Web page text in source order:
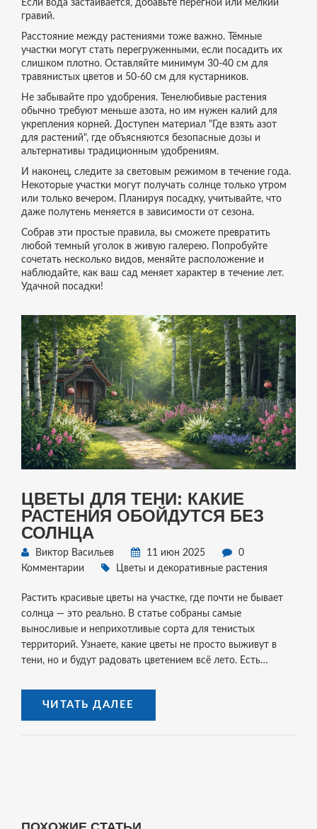
Если вода застаивается, добавьте перегной или мелкий
гравий.
Расстояние между растениями тоже важно. Тёмные
участки могут стать перегруженными, если посадить их
слишком плотно. Оставляйте минимум 30‑40 см для
травянистых цветов и 50‑60 см для кустарников.
Не забывайте про удобрения. Тенелюбивые растения
обычно требуют меньше азота, но им нужен калий для
укрепления корней. Доступен материал "Где взять азот
для растений", где объясняются безопасные дозы и
альтернативы традиционным удобрениям.
И наконец, следите за световым режимом в течение года.
Некоторые участки могут получать солнце только утром
или только вечером. Планируя посадку, учитывайте, что
даже полутень меняется в зависимости от сезона.
Собрав эти простые правила, вы сможете превратить
любой темный уголок в живую галерею. Попробуйте
сочетать несколько видов, меняйте расположение и
наблюдайте, как ваш сад меняет характер в течение лет.
Удачной посадки!
ЦВЕТЫ ДЛЯ ТЕНИ: КАКИЕ
РАСТЕНИЯ ОБОЙДУТCЯ БЕЗ
СОЛНЦА
Виктор Васильев 11 июн 2025
0
Комментарии
Цветы и декоративные растения
Растить красивые цветы на участке, где почти не бывает
солнца — это реально. В статье собраны самые
выносливые и неприхотливые сорта для тенистых
территорий. Узнаете, какие цветы не просто выживут в
тени, но и будут радовать цветением всё лето. Есть
растениями. Некоторые из них удивят даже опытных
садоводов.
ЧИТАТЬ ДАЛЕЕ